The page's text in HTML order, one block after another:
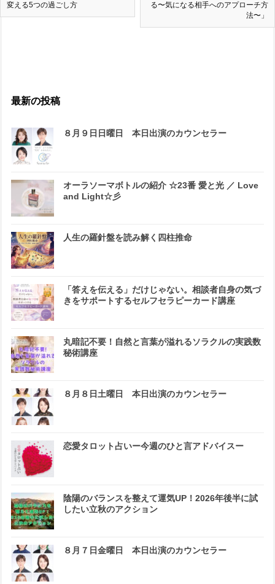
変える5つの過ごし方
る〜気になる相手へのアプローチ方
法〜」
最新の投稿
８月９日日曜日 本日出演のカウンセラー
オーラソーマボトルの紹介 ☆23番 愛と光 ／ Love
and Light☆彡
人生の羅針盤を読み解く四柱推命
「答えを伝える」だけじゃない。相談者自身の気づ
きをサポートするセルフセラピーカード講座
丸暗記不要！自然と言葉が溢れるソラクルの実践数
秘術講座
８月８日土曜日 本日出演のカウンセラー
恋愛タロット占いー今週のひと言アドバイスー
陰陽のバランスを整えて運気UP！2026年後半に試
したい立秋のアクション
８月７日金曜日 本日出演のカウンセラー